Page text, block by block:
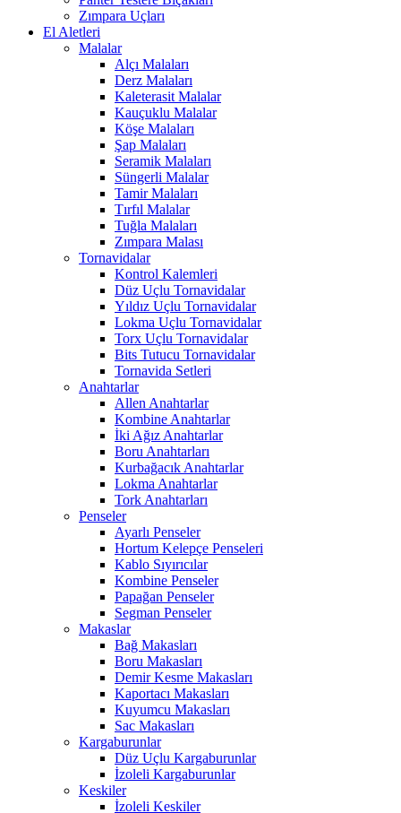
Zımpara Uçları
El Aletleri
Malalar
Alçı Malaları
Derz Malaları
Kaleterasit Malalar
Kauçuklu Malalar
Köşe Malaları
Şap Malaları
Seramik Malaları
Süngerli Malalar
Tamir Malaları
Tırfıl Malalar
Tuğla Malaları
Zımpara Malası
Tornavidalar
Kontrol Kalemleri
Düz Uçlu Tornavidalar
Yıldız Uçlu Tornavidalar
Lokma Uçlu Tornavidalar
Torx Uçlu Tornavidalar
Bits Tutucu Tornavidalar
Tornavida Setleri
Anahtarlar
Allen Anahtarlar
Kombine Anahtarlar
İki Ağız Anahtarlar
Boru Anahtarları
Kurbağacık Anahtarlar
Lokma Anahtarlar
Tork Anahtarları
Penseler
Ayarlı Penseler
Hortum Kelepçe Penseleri
Kablo Sıyırıcılar
Kombine Penseler
Papağan Penseler
Segman Penseler
Makaslar
Bağ Makasları
Boru Makasları
Demir Kesme Makasları
Kaportacı Makasları
Kuyumcu Makasları
Sac Makasları
Kargaburunlar
Düz Uçlu Kargaburunlar
İzoleli Kargaburunlar
Keskiler
İzoleli Keskiler